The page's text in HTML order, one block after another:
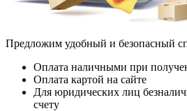
Предложим удобный и безопасный
Оплата наличными при
Оплата картой на сайте
Для юридических лиц
счету